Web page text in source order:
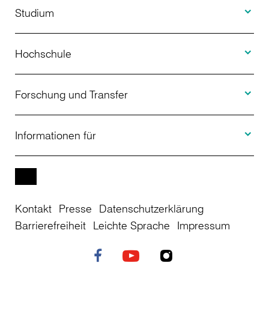
Studium
Studienangebot
Bewerbung
Studienberatung
Weiterbildung
Studienkolleg
Hochschule
Über uns
Aktuelles
Einrichtungen
Stellenangebote
Forschung und Transfer
Projekte
Informationen für
Studierende
Kontakt Presse
Datenschutzerklärung
Barrierefreiheit Leichte Sprache Impressum